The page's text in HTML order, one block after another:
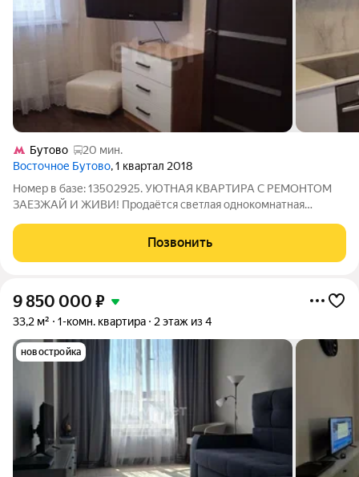
Бутово
20 мин.
Восточное Бутово, 1 квартал 2018
Номер в базе: 13502925. УЮТНАЯ КВАРТИРА С РЕМОНТОМ
ЗАЕЗЖАЙ И ЖИВИ! Продаётся светлая однокомнатная
комфорт без шума улицы. Уже готова для жизни: свежий
Позвонить
9 850 000 ₽
33,2 м² 1-комн. квартира 2 этаж из 4
новостройка